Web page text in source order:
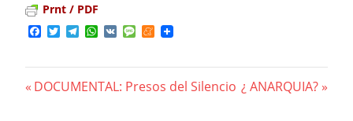
Prnt / PDF
Facebook
TwitterTelegram
WhatsApp
VK MessageMeneame
Previous
DOCUMENTAL: Presos del Silencio Next
¿ ANARQUIA?